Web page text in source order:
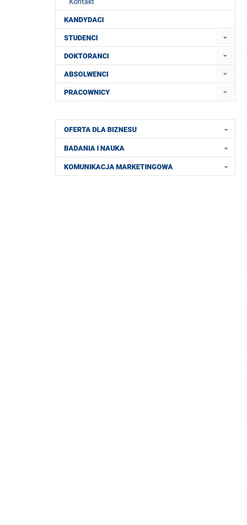
KANDYDACI
STUDENCI
DOKTORANCI
ABSOLWENCI
PRACOWNICY
OFERTA DLA BIZNESU
BADANIA I NAUKA
KOMUNIKACJA MARKETINGOWA